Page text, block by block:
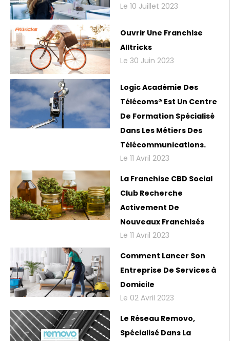
Le 10 Juillet 2023
Ouvrir Une Franchise
Alltricks
Le 30 Juin 2023
Logic Académie Des
Télécoms® Est Un Centre
De Formation Spécialisé
Dans Les Métiers Des
Télécommunications.
Le 11 Avril 2023
La Franchise CBD Social
Club Recherche
Activement De
Nouveaux Franchisés
Le 11 Avril 2023
Comment Lancer Son
Entreprise De Services à
Domicile
Le 02 Avril 2023
Le Réseau Removo,
Spécialisé Dans La